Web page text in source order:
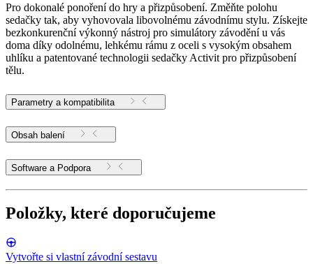
Pro dokonalé ponoření do hry a přizpůsobení. Změňte polohu
sedačky tak, aby vyhovovala libovolnému závodnímu stylu. Získejte
bezkonkurenční výkonný nástroj pro simulátory závodění u vás
doma díky odolnému, lehkému rámu z oceli s vysokým obsahem
uhlíku a patentované technologii sedačky Activit pro přizpůsobení
tělu.
Parametry a kompatibilita
Obsah balení
Software a Podpora
Položky, které doporučujeme
Vytvořte si vlastní závodní sestavu